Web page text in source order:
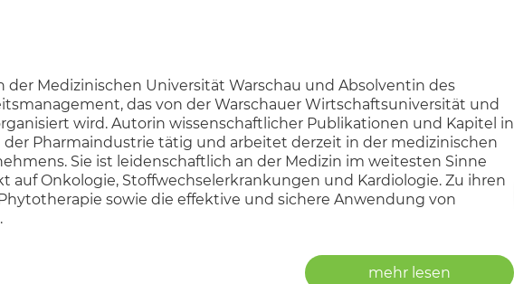
Medizinischen Universität Warschau und Absolventin des
das von der Warschauer Wirtschaftsuniversität und
wird. Autorin wissenschaftlicher Publikationen und Kapitel in
der Pharmaindustrie tätig und arbeitet derzeit in der medizinischen
Sie ist leidenschaftlich an der Medizin im weitesten Sinne
Onkologie, Stoffwechselerkrankungen und Kardiologie. Zu ihren
sowie die effektive und sichere Anwendung von
mehr lesen